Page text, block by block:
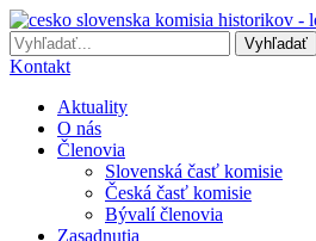
Preskočiť
na
obsah
Vyhľadať
Kontakt
Aktuality
O nás
Členovia
Slovenská časť komisie
Česká časť komisie
Bývalí členovia
Zasadnutia